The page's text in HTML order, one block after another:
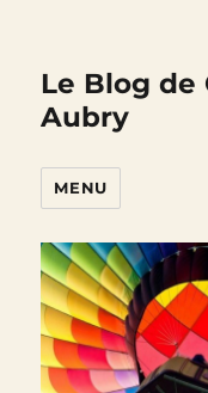
Le Blog de
Aubry
MENU